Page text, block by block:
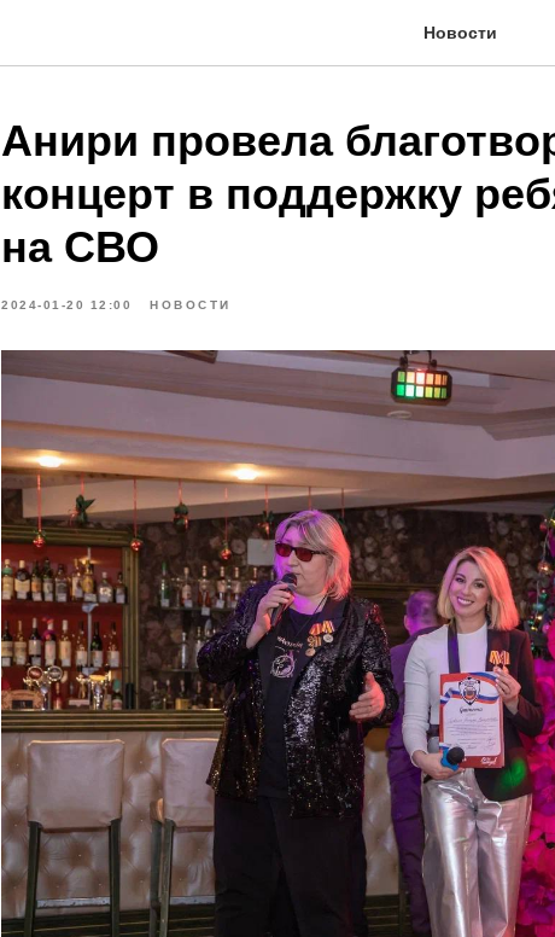
Новости
Анири провела
концерт в поддержку
на СВО
2024-01-20 12:00 НОВОСТИ